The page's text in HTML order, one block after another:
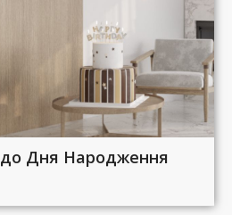
до Дня Народження